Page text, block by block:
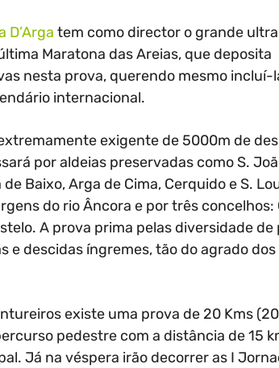
D’Arga tem como director o grande
Maratona das Areias, que deposita
nesta prova, querendo mesmo incluí-
internacional.
exigente de 5000m de
por aldeias preservadas como S.
Baixo, Arga de Cima, Cerquido e S.
do rio Âncora e por três concelhos:
A prova prima pelas diversidade de
e descidas íngremes, tão do agrado
existe uma prova de 20 Kms
pedestre com a distância de 15
Já na véspera irão decorrer as I